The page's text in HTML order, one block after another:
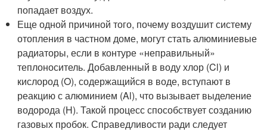
попадает воздух.
Еще одной причиной того, почему воздушит систему
отопления в частном доме, могут стать алюминиевые
радиаторы, если в контуре «неправильный»
теплоноситель. Добавленный в воду хлор (Cl) и
кислород (O), содержащийся в воде, вступают в
реакцию с алюминием (Al), что вызывает выделение
водорода (H). Такой процесс способствует созданию
газовых пробок. Справедливости ради следует